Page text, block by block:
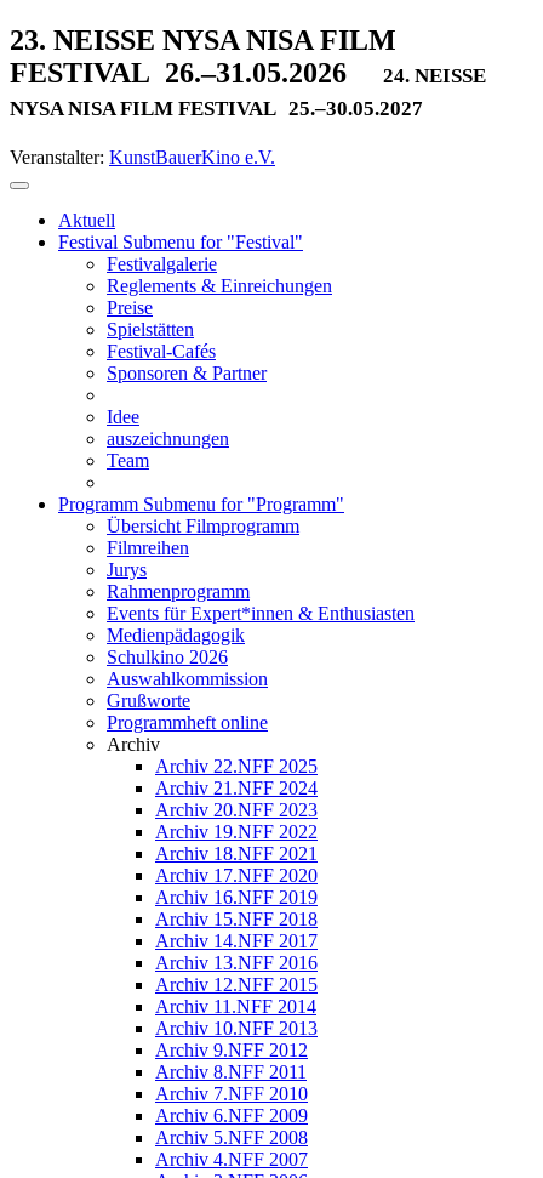
23. NEISSE NYSA NISA FILM
FESTIVAL 26.–31.05.2026
24. NEISSE
NYSA NISA FILM FESTIVAL 25.–30.05.2027
Veranstalter: KunstBauerKino e.V.
Aktuell
Festival Submenu for "Festival"
Festivalgalerie
Reglements & Einreichungen
Preise
Spielstätten
Festival-Cafés
Sponsoren & Partner
Idee
auszeichnungen
Team
Programm Submenu for "Programm"
Übersicht Filmprogramm
Filmreihen
Jurys
Rahmenprogramm
Events für Expert*innen & Enthusiasten
Medienpädagogik
Schulkino 2026
Auswahlkommission
Grußworte
Programmheft online
Archiv
Archiv 22.NFF 2025
Archiv 21.NFF 2024
Archiv 20.NFF 2023
Archiv 19.NFF 2022
Archiv 18.NFF 2021
Archiv 17.NFF 2020
Archiv 16.NFF 2019
Archiv 15.NFF 2018
Archiv 14.NFF 2017
Archiv 13.NFF 2016
Archiv 12.NFF 2015
Archiv 11.NFF 2014
Archiv 10.NFF 2013
Archiv 9.NFF 2012
Archiv 8.NFF 2011
Archiv 7.NFF 2010
Archiv 6.NFF 2009
Archiv 5.NFF 2008
Archiv 4.NFF 2007